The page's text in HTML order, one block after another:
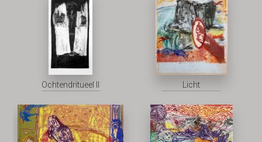
Ochtendritueel II Licht